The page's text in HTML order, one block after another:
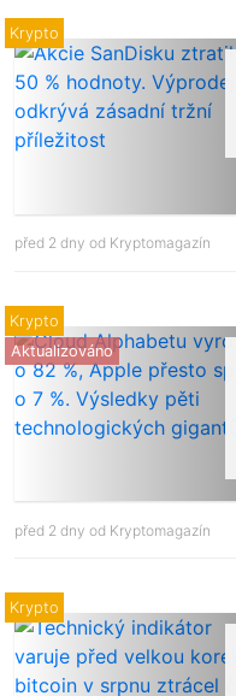
Krypto
před 2 dny od Kryptomagazín
Aktualizováno
Krypto
před 2 dny od Kryptomagazín
Krypto